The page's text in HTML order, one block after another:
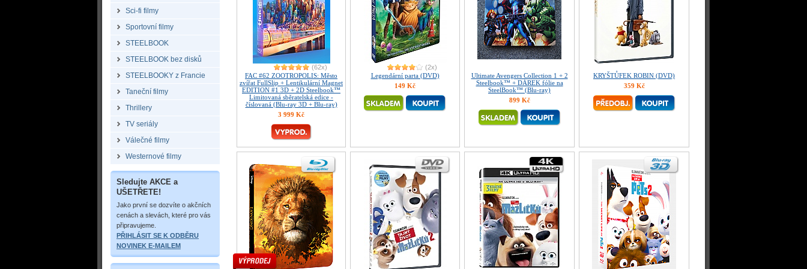
Sci-fi filmy
Sportovní filmy
STEELBOOK
STEELBOOK bez disků
STEELBOOKY z Francie
Taneční filmy
Thrillery
TV seriály
Válečné filmy
Westernové filmy
Sledujte AKCE a
UŠETŘETE!
Jako první se dozvíte o akčních
cenách a slevách, které pro vás
připravujeme.
PŘIHLÁSIT SE K ODBĚRU
NOVINEK E-MAILEM
(62x)
FAC #62 ZOOTROPOLIS: Město
zvířat FullSlip + Lentikulární Magnet
EDITION #1 3D + 2D Steelbook™
Limitovaná sběratelská edice -
číslovaná (Blu-ray 3D + Blu-ray)
3 999 Kč
(2x)
Legendární parta (DVD)
149 Kč
Ultimate Avengers Collection 1 + 2
Steelbook™ + DÁREK fólie na
SteelBook™ (Blu-ray)
899 Kč
KRYŠTŮFEK ROBIN (DVD)
359 Kč